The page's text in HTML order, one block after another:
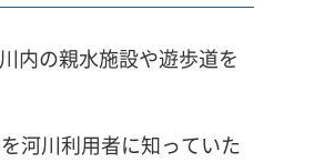
内の親水施設や遊歩道を
河川利用者に知っていた